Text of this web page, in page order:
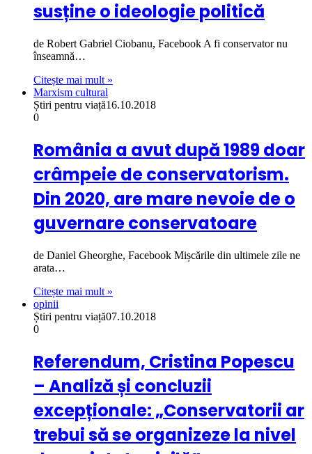
susține o ideologie politică
de Robert Gabriel Ciobanu, Facebook A fi conservator nu
înseamnă…
Citește mai mult »
Marxism cultural
Știri pentru viață16.10.2018
0
România a avut după 1989 doar
crâmpeie de conservatorism.
Din 2020, are mare nevoie de o
guvernare conservatoare
de Daniel Gheorghe, Facebook Mișcările din ultimele zile ne
arata…
Citește mai mult »
opinii
Știri pentru viață07.10.2018
0
Referendum, Cristina Popescu
– Analiză și concluzii
excepționale: „Conservatorii ar
trebui să se organizeze la nivel